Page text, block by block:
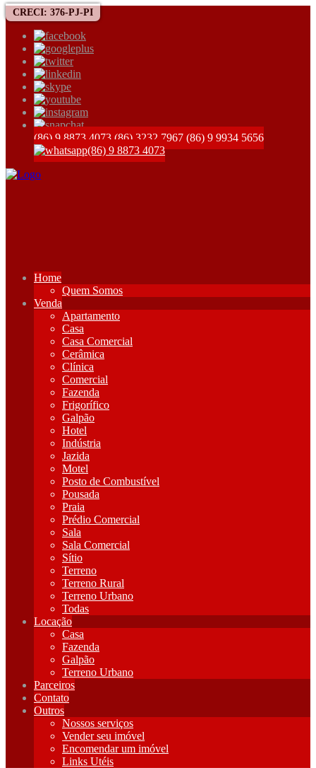
CRECI: 376-PJ-PI
(86) 9 8873 4073 (86) 3232 7967 (86) 9 9934 5656
(86) 9 8873 4073
Home
Quem Somos
Venda
Apartamento
Casa
Casa Comercial
Cerâmica
Clínica
Comercial
Fazenda
Frigorífico
Galpão
Hotel
Indústria
Jazida
Motel
Posto de Combustível
Pousada
Praia
Prédio Comercial
Sala
Sala Comercial
Sítio
Terreno
Terreno Rural
Terreno Urbano
Todas
Locação
Casa
Fazenda
Galpão
Terreno Urbano
Parceiros
Contato
Outros
Nossos serviços
Vender seu imóvel
Encomendar um imóvel
Links Utéis